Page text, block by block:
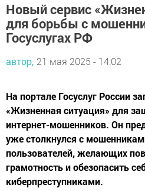
Новый сервис
для борьбы с
Госуслугах РФ
автор, 21 мая 2025 - 14:02
На портале Госуслуг России
«Жизненная ситуация» для
интернет-мошенников. Он
уже столкнулся с
пользователей, желающих
грамотность и обезопасить
киберпреступниками.